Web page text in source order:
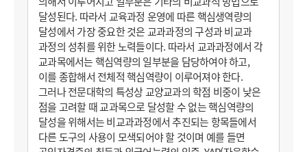
달성된다. 따라서 교육과정 운영에 따른 핵심생역량의
달성에서 가장 중요한 것은 교과과정의 구성과 비교과
과정의 성취를 위한 노력들이다. 따라서 교과과정에서 각
교과목에서는 핵심역량의 일부분을 담당하여야 하고,
이를 종합해서 전체적 핵심역량이 이루어져야 한다.
그러나 전문대학의 특성상 교양교과의 학점 비중이 낮은
점을 고려할 때 교과목으로 달성할 수 없는 핵심역량의
달성을 위해서는 비교과과정에서 추진되는 항목들에서
다른 도구의 사용이 모색되어야 할 것이며 예를 들면